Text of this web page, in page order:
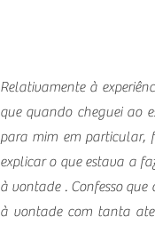
Relativamente à
que quando cheguei ao
para mim em particular,
explicar o que estava a
à vontade . Confesso
à vontade com tanta